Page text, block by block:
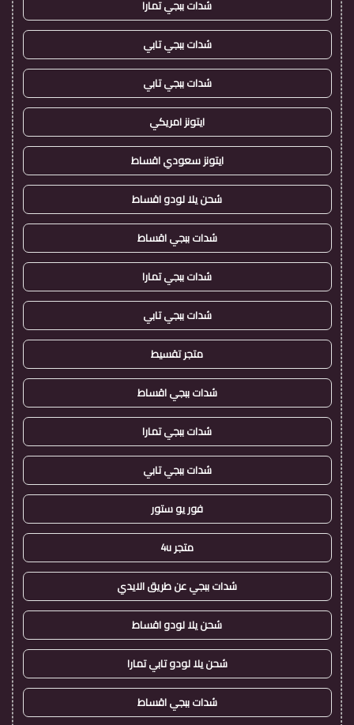
شدات ببجي تمارا
شدات ببجي تابي
شدات ببجي تابي
ايتونز امريكي
ايتونز سعودي اقساط
شحن يلا لودو اقساط
شدات ببجي اقساط
شدات ببجي تمارا
شدات ببجي تابي
متجر تقسيط
شدات ببجي اقساط
شدات ببجي تمارا
شدات ببجي تابي
فور يو ستور
متجر 4u
شدات ببجي عن طريق الايدي
شحن يلا لودو اقساط
شحن يلا لودو تابي تمارا
شدات ببجي اقساط